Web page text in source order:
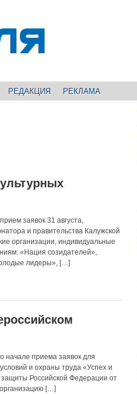
РЕДАКЦИЯ РЕКЛАМА
заявок 31 августа,
и правительства Калужской
организации, индивидуальные
«Нация созидателей»,
лидеры», […]
начале приема заявок для
и охраны труда «Успех и
защиты Российской Федерации от
[…]